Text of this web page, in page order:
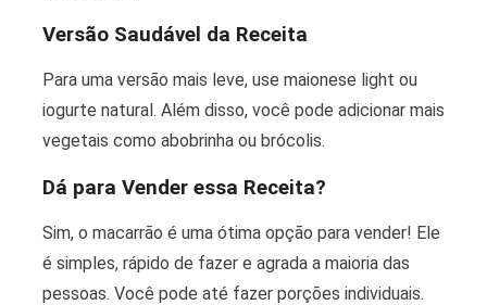
Versão Saudável da Receita
Para uma versão mais leve, use maionese light ou
iogurte natural. Além disso, você pode adicionar mais
vegetais como abobrinha ou brócolis.
Dá para Vender essa Receita?
Sim, o macarrão é uma ótima opção para vender! Ele
é simples, rápido de fazer e agrada a maioria das
pessoas. Você pode até fazer porções individuais.